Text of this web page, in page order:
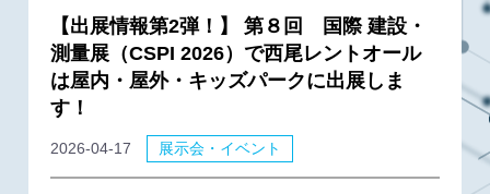
【出展情報第2弾！】 第８回 国際 建設・
測量展（CSPI 2026）で西尾レントオール
は屋内・屋外・キッズパークに出展しま
す！
2026-04-17 展示会・イベント